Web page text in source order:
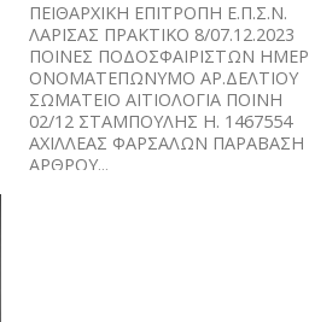
ΠΕΙΘΑΡΧΙΚΗ ΕΠΙΤΡΟΠΗ Ε.Π.Σ.Ν.
ΛΑΡΙΣΑΣ ΠΡΑΚΤΙΚΟ 8/07.12.2023
ΠΟΙΝΕΣ ΠΟΔΟΣΦΑΙΡΙΣΤΩΝ ΗΜΕΡ
ΟΝΟΜΑΤΕΠΩΝΥΜΟ ΑΡ.ΔΕΛΤΙΟΥ
ΣΩΜΑΤΕΙΟ ΑΙΤΙΟΛΟΓΙΑ ΠΟΙΝΗ
02/12 ΣΤΑΜΠΟΥΛΗΣ Η. 1467554
ΑΧΙΛΛΕΑΣ ΦΑΡΣΑΛΩΝ ΠΑΡΑΒΑΣΗ
ΑΡΘΡΟΥ...